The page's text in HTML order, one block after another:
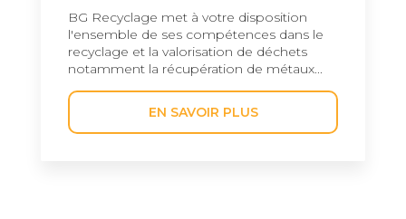
BG Recyclage met à votre disposition
l'ensemble de ses compétences dans le
recyclage et la valorisation de déchets
notamment la récupération de métaux...
EN SAVOIR PLUS